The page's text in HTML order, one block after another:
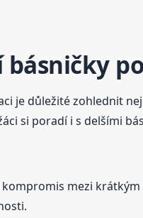
básničky
je důležité zohlednit
si poradí i s delšími
mezi